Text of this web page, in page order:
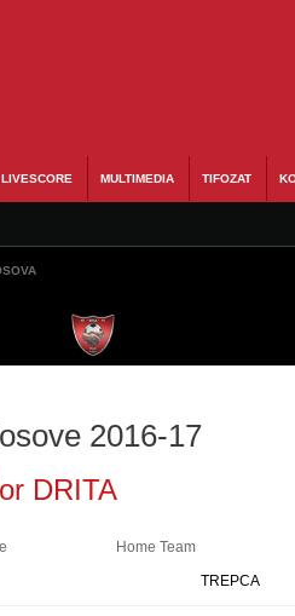
LIVESCORE MULTIMEDIA TIFOZAT
2016-17
DRITA
Home Team
TREPCA